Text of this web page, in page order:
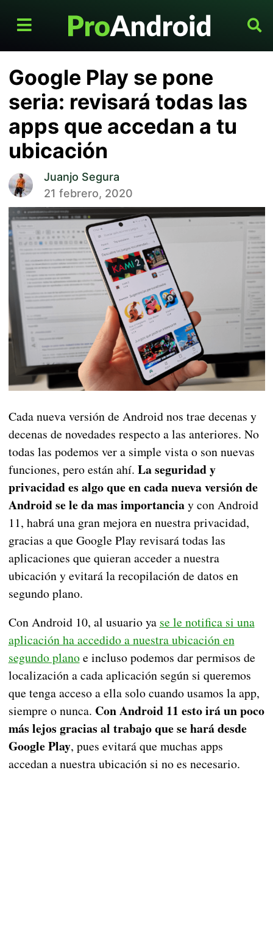
Google Play se pone
seria: revisará todas las
apps que accedan a tu
ubicación
Juanjo Segura
21 febrero, 2020
Cada nueva versión de Android nos trae decenas y
decenas de novedades respecto a las anteriores. No
todas las podemos ver a simple vista o son nuevas
funciones, pero están ahí. La seguridad y
privacidad es algo que en cada nueva versión de
Android se le da mas importanciay con Android
11, habrá una gran mejora en nuestra privacidad,
gracias a que Google Play revisará todas las
aplicaciones que quieran acceder a nuestra
ubicación y evitará la recopilación de datos en
segundo plano.
Con Android 10, al usuario ya se le notifica si una
aplicación ha accedido a nuestra ubicación en
segundo planoe incluso podemos dar permisos de
localización a cada aplicación según si queremos
que tenga acceso a ella solo cuando usamos la app,
siempre o nunca. Con Android 11 esto irá un poco
más lejos gracias al trabajo que se hará desde
Google Play, pues evitará que muchas apps
accedan a nuestra ubicación si no es necesario.